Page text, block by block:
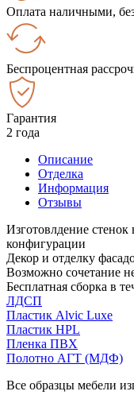
Оплата наличными,
Беспроцентная
Гарантия
2 года
Описание
Отделка
Информация
Отзывы
Изготовлдение
конфигурации
Декор и отделку
Возможно сочетание
Бесплатная сборка в
ЛДСП
Пластик Alvic Luxe
Пластик HPL
Пленка ПВХ
Полотно АГТ (МДФ)
Все образцы мебели